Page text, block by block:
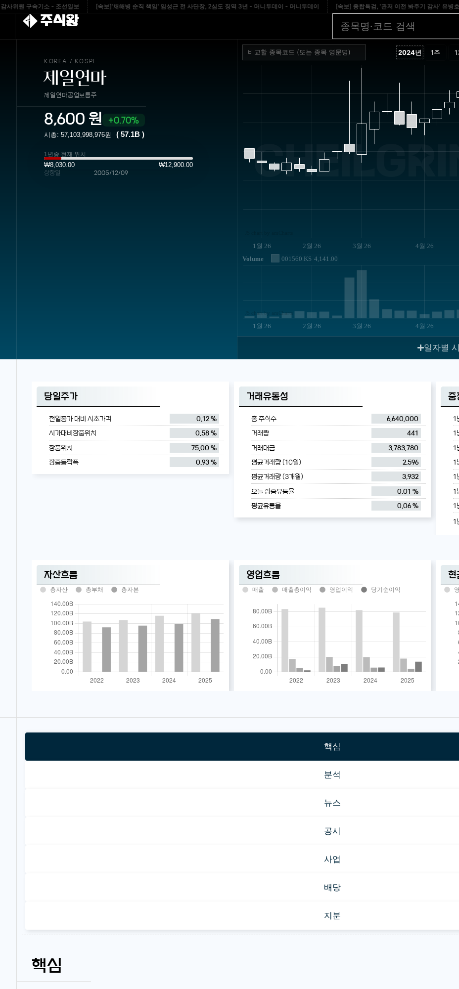
원 구속기소 - 조선일보 [속보]'채해병 순직 책임' 임성근 전 사단장, 2심도 징역 3년 - 머니투데이 - 머니투데이 [속보] 종합특검, '관저 이전 봐주기 감사' 유병호 구
주식왕
KOREA / KOSPI
제일연마
제일연마공업보통주
8,600 원 0.70%
시총: 57,103,998,976원 ( 57.1B )
1년중 현재 위치
₩8,030.00 ₩12,900.00
상장일 2005/12/09
1월 26 2월 26 3월 26 4월 26
Volume 001560.KS 4,141.00
1월 26 2월 26 3월 26 4월 26
JS chart by amCharts
일자별
당일주가
전일종가 대비 시초가격
0.12 %
시가대비장중위치
0.58 %
장중위치
75.00 %
장중등락폭
0.93 %
거래유동성
총 주식수
6,640,000
거래량
441
거래대금
3,783,780
평균거래량 (10일)
2,596
평균거래량 (3개월)
3,932
오늘 장중유통율
0.01 %
평균유통율
0.06 %
중
1
1
1
1
1
1
1
1
자산흐름
총자산 총부채 총자본
영업흐름
매출 매출총이익 영업이익 당기순이익
현
핵심
분석
뉴스
공시
사업
배당
지분
핵심